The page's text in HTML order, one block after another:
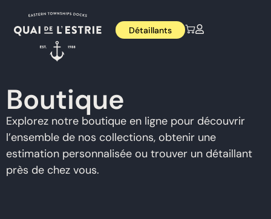
Détaillants
Boutique
Explorez notre boutique en ligne pour découvrir
l’ensemble de nos collections, obtenir une
estimation personnalisée ou trouver un détaillant
près de chez vous.